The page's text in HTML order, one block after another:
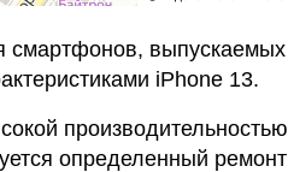
смартфонов,
iPhone 13.
определенный